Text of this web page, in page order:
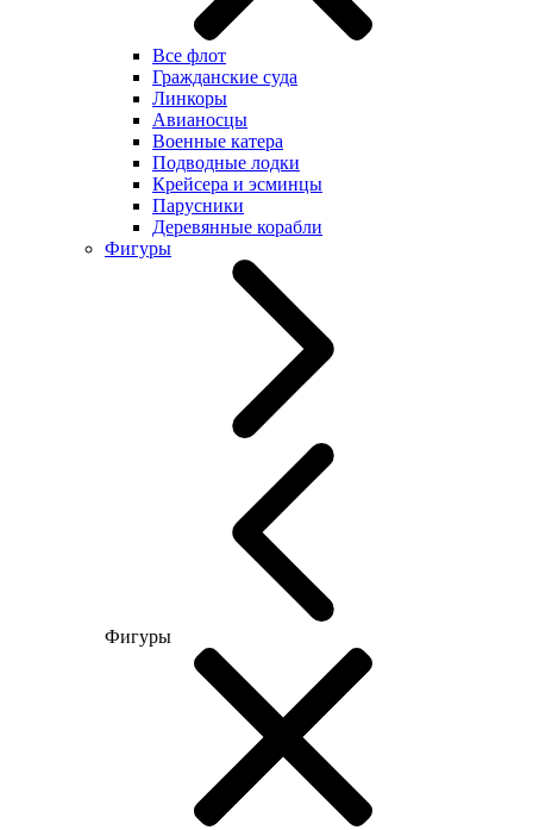
Все флот
Гражданские суда
Линкоры
Авианосцы
Военные катера
Подводные лодки
Крейсера и эсминцы
Парусники
Деревянные корабли
Фигуры
Фигуры